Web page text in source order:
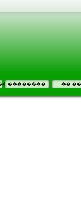
�������� ��